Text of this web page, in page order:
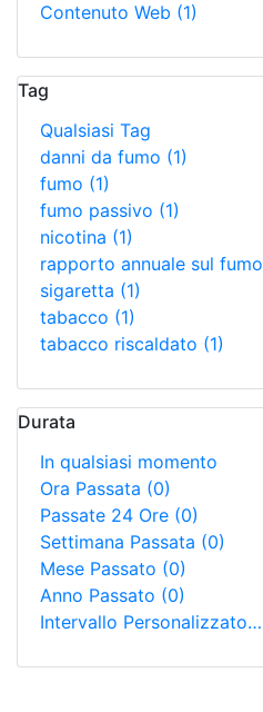
Contenuto Web (1)
Tag
Qualsiasi Tag
danni da fumo (1)
fumo (1)
fumo passivo (1)
nicotina (1)
rapporto annuale sul fumo
sigaretta (1)
tabacco (1)
tabacco riscaldato (1)
Durata
In qualsiasi momento
Ora Passata (0)
Passate 24 Ore (0)
Settimana Passata (0)
Mese Passato (0)
Anno Passato (0)
Intervallo Personalizzato…